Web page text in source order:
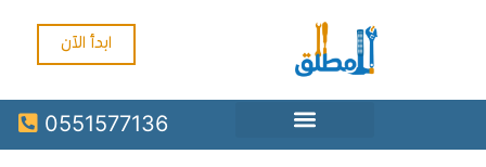
0551577136